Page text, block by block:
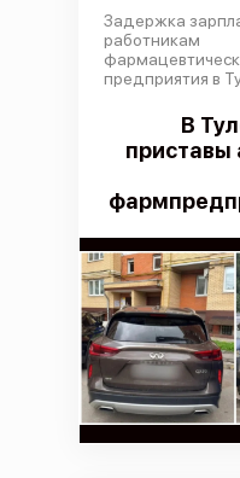
Задержка
работникам
предприятия в
В
приставы